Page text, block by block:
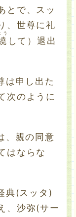
とで、スッ
、世尊に礼
う
して）退出
は申し出た
次のように
、親の同意
はならな
典(スッタ)
、沙弥(サー